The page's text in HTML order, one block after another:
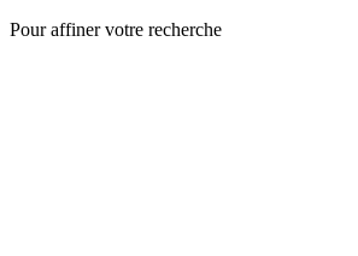
Pour affiner votre recherche